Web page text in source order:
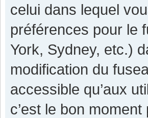
celui dans lequel
préférences pour le
York, Sydney, etc.)
modification du
accessible qu’aux
c’est le bon